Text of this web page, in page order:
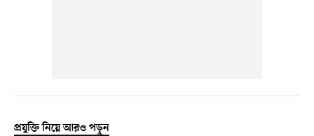
প্রযুক্তি নিয়ে আরও পড়ুন